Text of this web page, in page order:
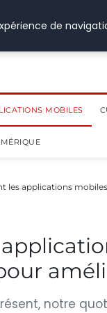
MOBILES
les applications
notre
de